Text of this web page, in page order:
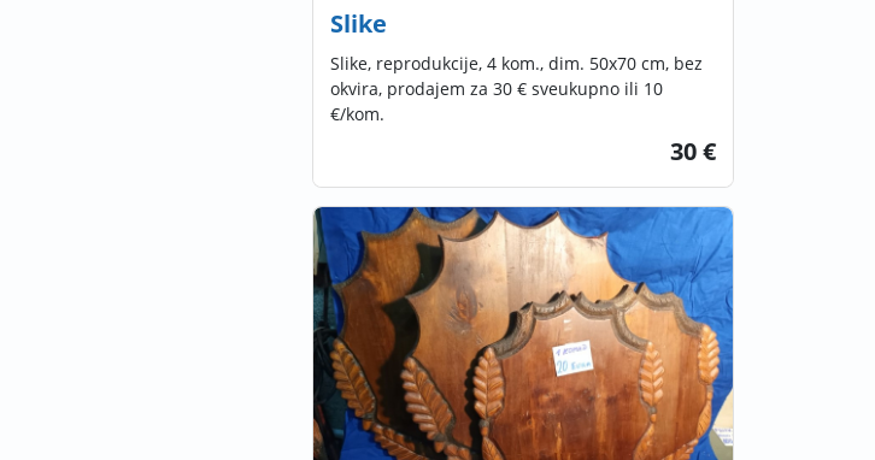
Slike
Slike, reprodukcije, 4 kom., dim. 50x70 cm, bez
okvira, prodajem za 30 € sveukupno ili 10
€/kom.
30 €